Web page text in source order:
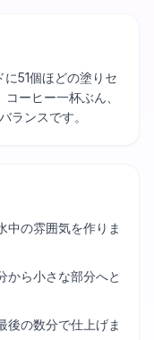
に51個ほどの塗りセ
ーヒー一杯ぶん、
ランスです。
中の雰囲気を作りま
から小さな部分へと
後の数分で仕上げま